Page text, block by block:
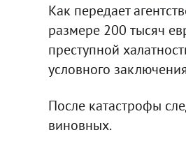
Как передает
размере 200 тысяч
преступной
условного
После катастрофы
виновных.